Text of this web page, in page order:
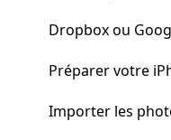
Dropbox ou
Préparer votre
Importer les